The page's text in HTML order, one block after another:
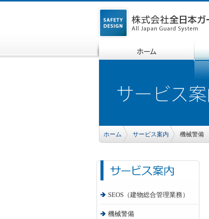
ホーム サービス案内 機械警備
SEOS（建物総合管理業務）
機械警備